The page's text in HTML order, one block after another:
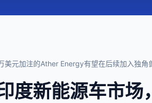
元加注的Ather Energy有望在后续加入独角
度新能源车市